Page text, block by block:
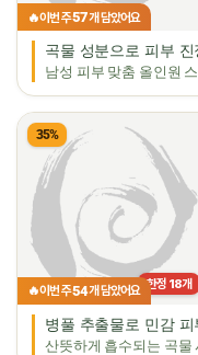
🔥이번 주57개 담았어요
곡물 성분으로 피부 진
남성 피부 맞춤 올인원
35%
🔥이번 주54개 담았어요 한정 18개
병풀 추출물로 민감
산뜻하게 흡수되는 곡물